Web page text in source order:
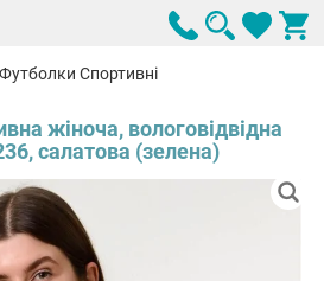
Футболки Спортивні
жіноча, вологовідвідна
салатова (зелена)